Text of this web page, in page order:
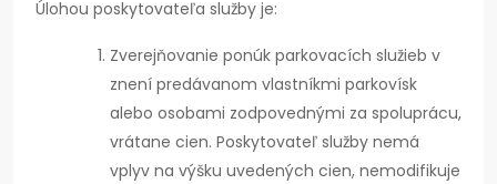
Úlohou poskytovateľa služby je:
Zverejňovanie ponúk parkovacích služieb v
znení predávanom vlastníkmi parkovísk
alebo osobami zodpovednými za spoluprácu,
vrátane cien. Poskytovateľ služby nemá
vplyv na výšku uvedených cien, nemodifikuje